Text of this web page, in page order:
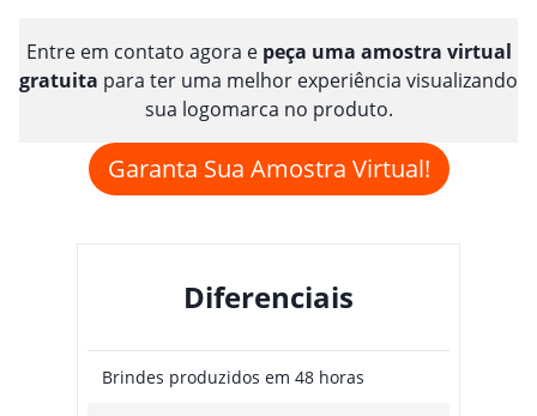
Entre em contato agora e peça uma amostra virtual
gratuita para ter uma melhor experiência visualizando
sua logomarca no produto.
Garanta Sua Amostra Virtual!
Diferenciais
Brindes produzidos em 48 horas